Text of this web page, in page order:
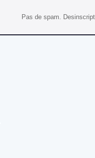
Pas de spam.